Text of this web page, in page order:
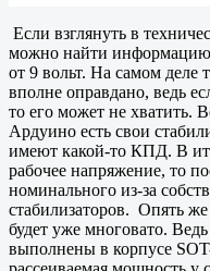
Если взглянуть в
можно найти информацию
от 9 вольт. На самом деле
вполне оправдано, ведь
то его может не хватить.
Ардуино есть свои
имеют какой-то КПД. В
рабочее напряжение, то
номинального из-за
стабилизаторов. Опять же
будет уже многовато.
выполнены в корпусе